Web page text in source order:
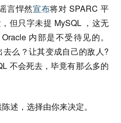
言悍然宣布将对 SPARC 平
但只字未提 MySQL ，这无
内部是不受待见的。
么？让其变成自己的敌人?
不会死去，毕竟有那么多的
述，选择由你来决定。